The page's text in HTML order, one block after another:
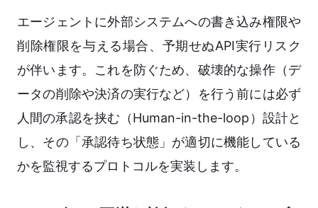
エージェントに外部システムへの書き込み権限や
削除権限を与える場合、予期せぬAPI実行リスク
が伴います。これを防ぐため、破壊的な操作（デ
ータの削除や決済の実行など）を行う前には必ず
人間の承認を挟む（Human-in-the-loop）設計と
し、その「承認待ち状態」が適切に機能している
かを監視するプロトコルを実装します。